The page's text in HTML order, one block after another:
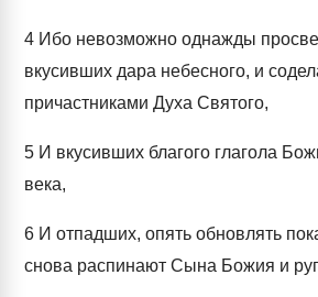
4 Ибо невозможно однажды
вкусивших дара небесного, и
причастниками Духа Святого,
5 И вкусивших благого глагола
века,
6 И отпадших, опять обновлять
снова распинают Сына Божия и